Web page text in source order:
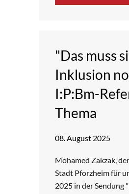
"Das muss
Inklusion
I:P:Bm-
Thema
08. August 2025
Mohamed Zakzak,
Stadt Pforzheim für
2025 in der Sendung